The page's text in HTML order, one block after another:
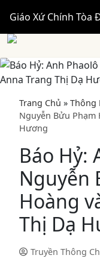
Giáo Xứ Chính Tòa
Trang Chủ » Thông
Nguyễn Bửu Phạm
Hương
Báo Hỷ:
Nguyễn
Hoàng
Thị Dạ
Truyền Thông